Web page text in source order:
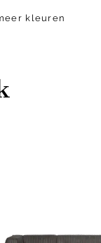
kleuren